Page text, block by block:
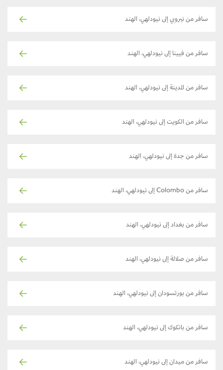
سافر من نيروبي إلى نيودلهي، الهند
سافر من فيينا إلى نيودلهي، الهند
سافر من المدينة إلى نيودلهي، الهند
سافر من الكويت إلى نيودلهي، الهند
سافر من جدة إلى نيودلهي، الهند
سافر من Colombo إلى نيودلهي، الهند
سافر من بغداد إلى نيودلهي، الهند
سافر من صلالة إلى نيودلهي، الهند
سافر من بورتسودان إلى نيودلهي، الهند
سافر من بانكوك إلى نيودلهي، الهند
سافر من ميدان إلى نيودلهي، الهند